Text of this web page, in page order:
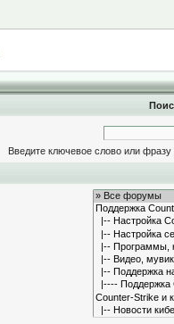
Введите ключевое слово или фразу